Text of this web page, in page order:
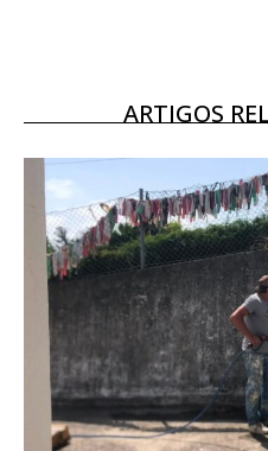
assinantesARTIGOS